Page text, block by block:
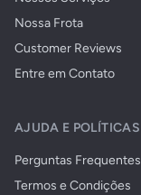
Nossa Frota
Customer Reviews
Entre em Contato
AJUDA E POLÍTICAS
Perguntas Frequentes
Termos e Condições